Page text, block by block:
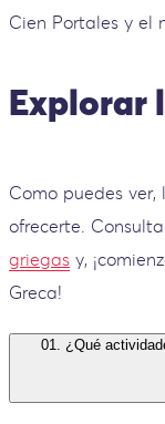
Cien Portales y el
Explorar
Como puedes
ofrecerte.
griegas y,
Greca!
01. ¿Qué